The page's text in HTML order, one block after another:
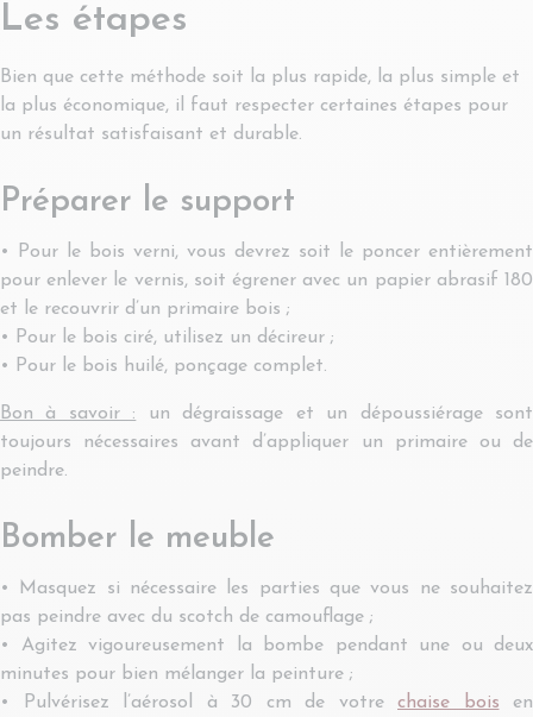
Les étapes
Bien que cette méthode soit la plus rapide, la plus simple et
la plus économique, il faut respecter certaines étapes pour
un résultat satisfaisant et durable.
Préparer le support
• Pour le bois verni, vous devrez soit le poncer entièrement
pour enlever le vernis, soit égrener avec un papier abrasif 180
et le recouvrir d’un primaire bois ;
• Pour le bois ciré, utilisez un décireur ;
• Pour le bois huilé, ponçage complet.
Bon à savoir : un dégraissage et un dépoussiérage sont
toujours nécessaires avant d’appliquer un primaire ou de
peindre.
Bomber le meuble
• Masquez si nécessaire les parties que vous ne souhaitez
pas peindre avec du scotch de camouflage ;
• Agitez vigoureusement la bombe pendant une ou deux
minutes pour bien mélanger la peinture ;
• Pulvérisez l’aérosol à 30 cm de votre chaise bois en